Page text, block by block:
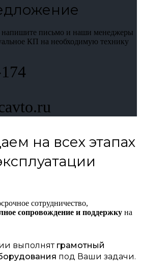
напишите письмо и наши менеджеры
КП на необходимую технику
на всех этапах
сотрудничество,
сопровождение и поддержку на
выполнят грамотный
под Ваши задачи.